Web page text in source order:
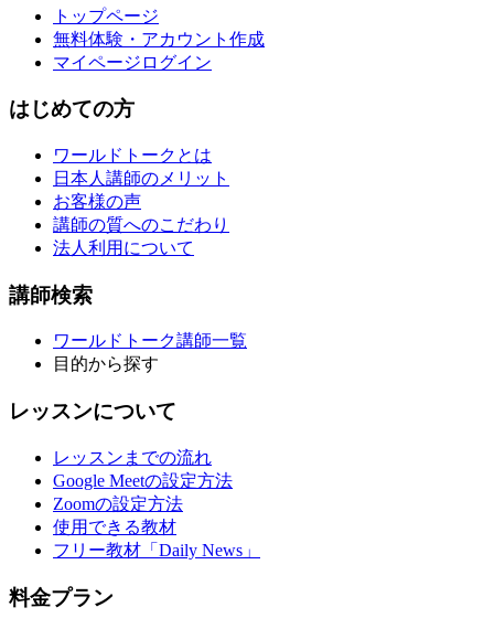
トップページ
無料体験・アカウント作成
マイページログイン
はじめての方
ワールドトークとは
日本人講師のメリット
お客様の声
講師の質へのこだわり
法人利用について
講師検索
ワールドトーク講師一覧
目的から探す
レッスンについて
レッスンまでの流れ
Google Meetの設定方法
Zoomの設定方法
使用できる教材
フリー教材「Daily News」
料金プラン